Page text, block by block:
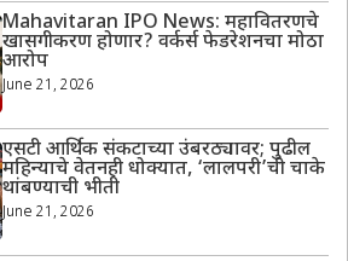
Mahavitaran IPO News: महावितरणचे
खासगीकरण होणार? वर्कर्स फेडरेशनचा मोठा
आरोप
June 21, 2026
एसटी आर्थिक संकटाच्या उंबरठ्यावर; पुढील
महिन्याचे वेतनही धोक्यात, ‘लालपरी’ची चाके
थांबण्याची भीती
June 21, 2026